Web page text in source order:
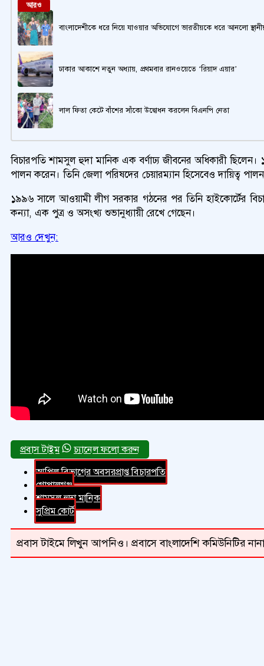
আরও
বাংলাদেশীকে ধরে নিয়ে যাওয়ার অভিযোগে ভারতীয়কে ধরে আনলো
ঢাকার আকাশে নতুন অধ্যায়, প্রথমবার রানওয়েতে ‘রিয়াদ এয়ার’
লাল ফিতা কেটে বাঁশের সাঁকো উদ্বোধন করলেন বিএনপি নেতা
বিচারপতি শামসুল হুদা মানিক এক বর্ণাঢ্য জীবনের অধিকারী
পালন করেন। তিনি জেলা পরিষদের চেয়ারম্যান হিসেবেও দায়িত্ব
১৯৯৬ সালে আওয়ামী লীগ সরকার গঠনের পর তিনি হাইকোর্টের
কন্যা, এক পুত্র ও অসংখ্য শুভানুধ্যায়ী রেখে গেছেন।
আরও দেখুন:
চ্যানেল ফলো করুন
আপিল বিভাগের অবসরপ্রাপ্ত বিচারপতি
গোপালগঞ্জ
শামসুল হুদা মানিক
সুপ্রিম কোর্ট
প্রবাস টাইমে লিখুন আপনিও। প্রবাসে বাংলাদেশি কমিউনিটির